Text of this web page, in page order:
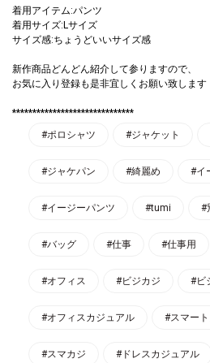
着用アイテム:パンツ
着用サイズ:Lサイズ
サイズ感:ちょうどいいサイズ感
新作商品どんどん紹介して参りますので、
お気に入り登録も是非宜しくお願い致します
******************************
#ポロシャツ
#ジャケット
#ジャケパン #綺麗め #イ
#イージーパンツ #tumi #
#バッグ #仕事 #仕事用
#オフィス #ビジカジ #ビ
#オフィスカジュアル #スマー
#スマカジ #ドレスカジュアル